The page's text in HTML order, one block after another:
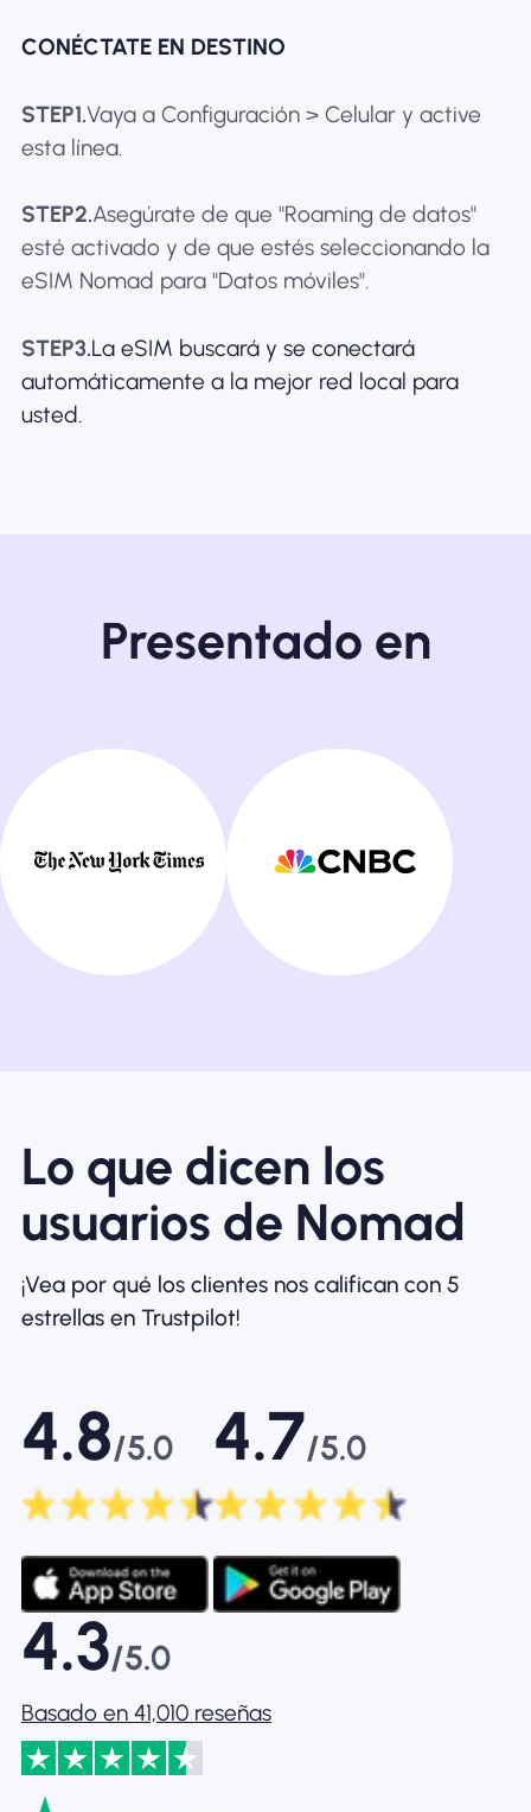
CONÉCTATE EN DESTINO
STEP1.Vaya a Configuración > Celular y active
esta línea.
STEP2.Asegúrate de que "Roaming de datos"
esté activado y de que estés seleccionando la
eSIM Nomad para "Datos móviles".
STEP3.La eSIM buscará y se conectará
automáticamente a la mejor red local para
usted.
Presentado en
Lo que dicen los
usuarios de Nomad
¡Vea por qué los clientes nos califican con 5
estrellas en Trustpilot!
4.8/5.0 4.7/5.0
4.3/5.0
Basado en 41,010 reseñas